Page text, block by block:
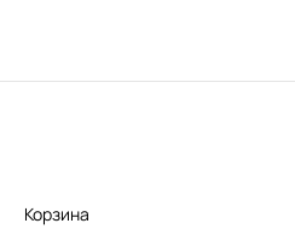
Корзина